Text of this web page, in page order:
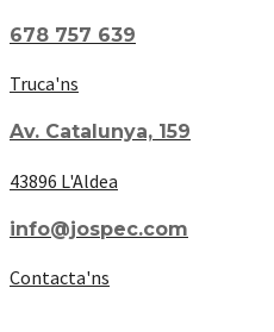
678 757 639
Truca'ns
Av. Catalunya, 159
43896 L'Aldea
info@jospec.com
Contacta'ns